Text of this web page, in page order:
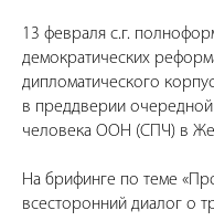
13 февраля с.г.
демократических
дипломатического
в преддверии
человека ООН (СПЧ) в
На брифинге по теме
всесторонний диалог о